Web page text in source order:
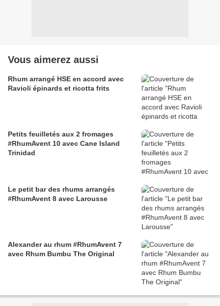
Vous aimerez aussi
Rhum arrangé HSE en accord avec
Ravioli épinards et ricotta frits
Petits feuilletés aux 2 fromages
#RhumAvent 10 avec Cane Island
Trinidad
Le petit bar des rhums arrangés
#RhumAvent 8 avec Larousse
Alexander au rhum #RhumAvent 7
avec Rhum Bumbu The Original